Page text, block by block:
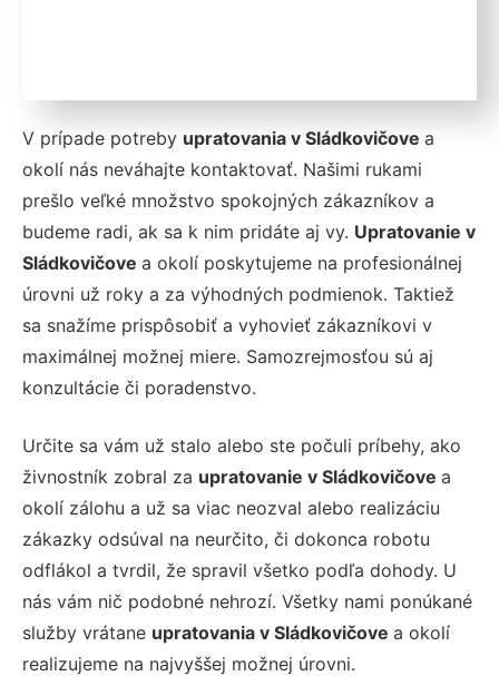
V prípade potreby upratovania v Sládkovičove a
okolí nás neváhajte kontaktovať. Našimi rukami
prešlo veľké množstvo spokojných zákazníkov a
budeme radi, ak sa k nim pridáte aj vy. Upratovanie v
Sládkovičove a okolí poskytujeme na profesionálnej
úrovni už roky a za výhodných podmienok. Taktiež
sa snažíme prispôsobiť a vyhovieť zákazníkovi v
maximálnej možnej miere. Samozrejmosťou sú aj
konzultácie či poradenstvo.
Určite sa vám už stalo alebo ste počuli príbehy, ako
živnostník zobral za upratovanie v Sládkovičove a
okolí zálohu a už sa viac neozval alebo realizáciu
zákazky odsúval na neurčito, či dokonca robotu
odflákol a tvrdil, že spravil všetko podľa dohody. U
nás vám nič podobné nehrozí. Všetky nami ponúkané
služby vrátane upratovania v Sládkovičove a okolí
realizujeme na najvyššej možnej úrovni.